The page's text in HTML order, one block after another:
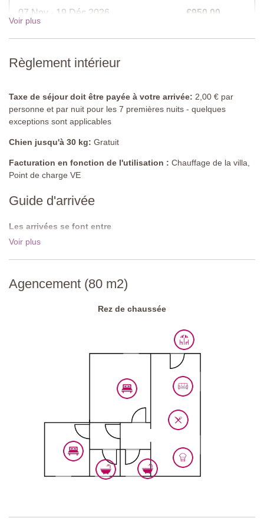
Salle de bain
Douche, toilettes, lavabo, bidet.
Douche, toilettes, lavabo, bidet.
Longueur : 12 mètres
Largeur : 5 mètres
Profondeur : 1 à 2,5 mètres
Ouverture : de mai à septembre
Cloturée : oui
Mobilier de piscine : chaises longues
Distance des villas : 300 mètres
07 Nov - 19 Déc 2026 €950,00
Voir plus
Règlement intérieur
Taxe de séjour doit être payée à votre arrivée: 2,00 € par
personne et par nuit pour les 7 premières nuits - quelques
exceptions sont applicables
Chien jusqu'à 30 kg: Gratuit
Facturation en fonction de l'utilisation : Chauffage de la villa,
Point de charge VE
Guide d'arrivée
Les arrivées se font entre
Les arrivées se font entre 16:00 - 19:00.Les départs se font avant
Parking: public sur place
Code national d'identification:IT052023B5NY5ORYA5
Voir plus
Agencement (80 m2)
Rez de chaussée